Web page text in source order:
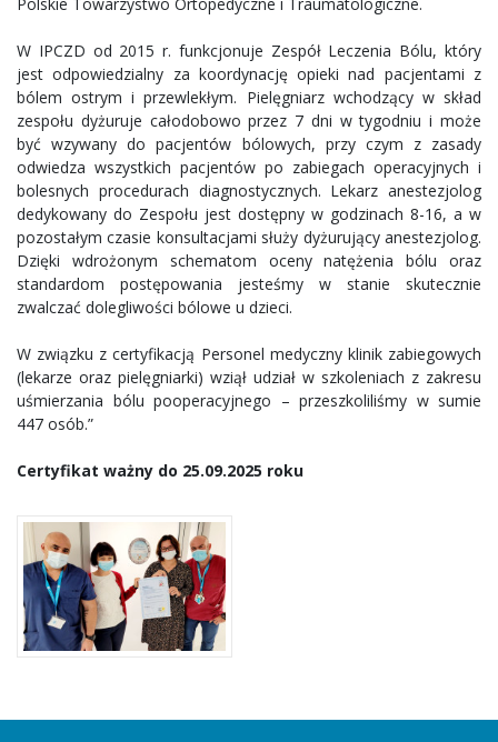
W IPCZD od 2015 r. funkcjonuje Zespół Leczenia Bólu, który
jest odpowiedzialny za koordynację opieki nad pacjentami z
bólem ostrym i przewlekłym. Pielęgniarz wchodzący w skład
zespołu dyżuruje całodobowo przez 7 dni w tygodniu i może
być wzywany do pacjentów bólowych, przy czym z zasady
odwiedza wszystkich pacjentów po zabiegach operacyjnych i
bolesnych procedurach diagnostycznych. Lekarz anestezjolog
dedykowany do Zespołu jest dostępny w godzinach 8-16, a w
pozostałym czasie konsultacjami służy dyżurujący anestezjolog.
Dzięki wdrożonym schematom oceny natężenia bólu oraz
standardom postępowania jesteśmy w stanie skutecznie
zwalczać dolegliwości bólowe u dzieci.
W związku z certyfikacją Personel medyczny klinik zabiegowych
(lekarze oraz pielęgniarki) wziął udział w szkoleniach z zakresu
uśmierzania bólu pooperacyjnego – przeszkoliliśmy w sumie
447 osób.”
Certyfikat ważny do 25.09.2025 roku